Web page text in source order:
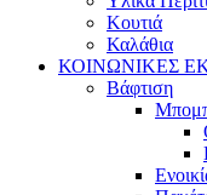
Κουτιά
Καλάθια
ΚΟΙΝΩΝΙΚΕΣ
Βάφτιση